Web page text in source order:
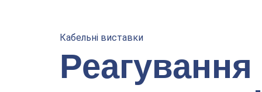
Кабельні виставки